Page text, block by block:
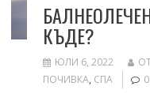
КЪДЕ?
ЮЛИ 6, 2022
ПОЧИВКА, СПА